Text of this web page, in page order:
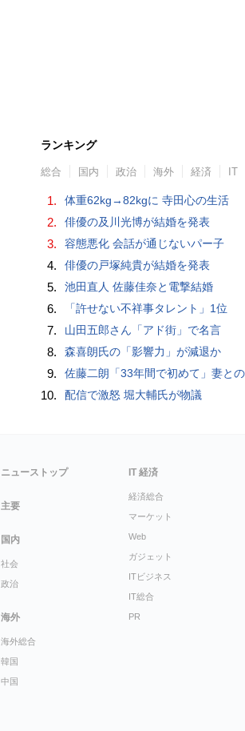
ランキング
総合 国内 政治 海外 経済 IT
1. 体重62kg→82kgに 寺田心の生活
2. 俳優の及川光博が結婚を発表
3. 容態悪化 会話が通じないパー子
4. 俳優の戸塚純貴が結婚を発表
5. 池田直人 佐藤佳奈と電撃結婚
6. 「許せない不祥事タレント」1位
7. 山田五郎さん「アド街」で名言
8. 森喜朗氏の「影響力」が減退か
9. 佐藤二朗「33年間で初めて」妻との“ノロケ砲”に反響続々「威力抜群」「奥様
10. 配信で激怒 堀大輔氏が物議
ニューストップ
主要
国内
社会
政治
海外
海外総合
韓国
中国
IT 経済
経済総合
マーケット
Web
ガジェット
ITビジネス
IT総合
PR